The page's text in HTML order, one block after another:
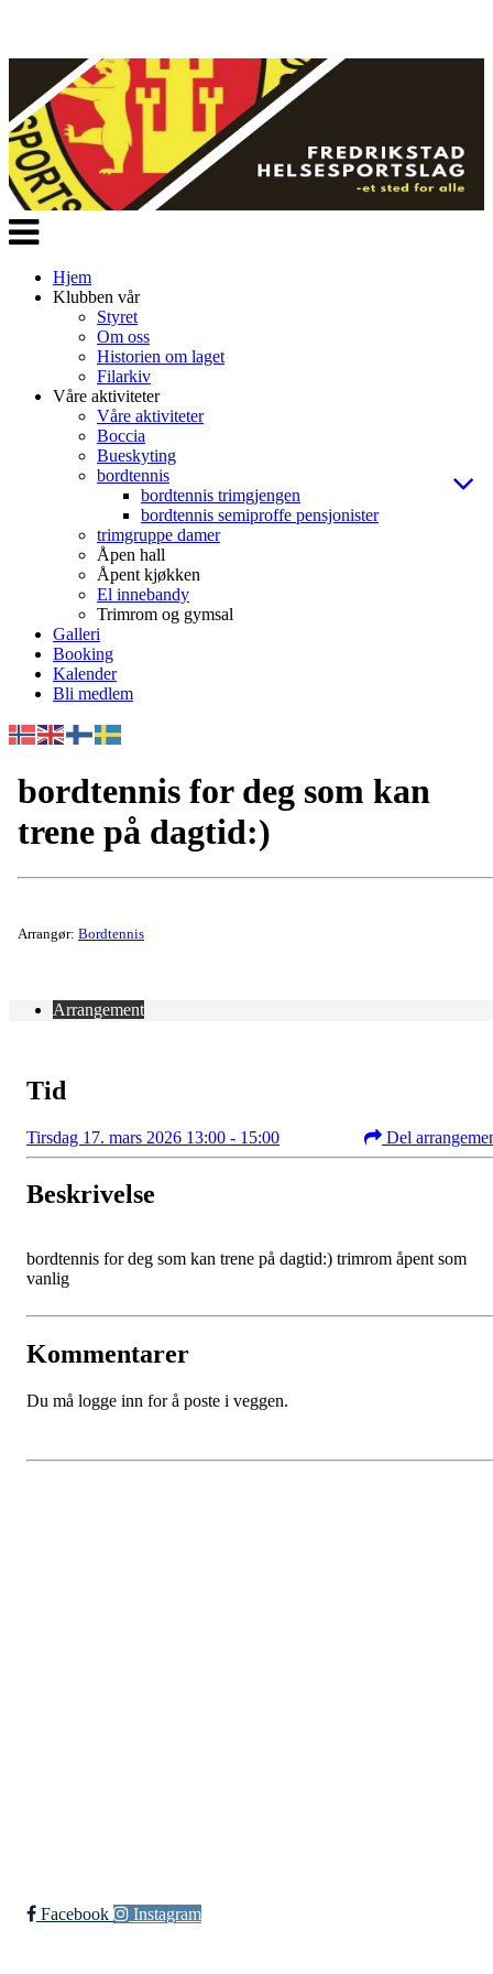
Veksle
navigasjon
Hjem
Klubben vår
Styret
Om oss
Historien om laget
Filarkiv
Våre aktiviteter
Våre aktiviteter
Boccia
Bueskyting
bordtennis
bordtennis trimgjengen
bordtennis semiproffe pensjonister
trimgruppe damer
Åpen hall
Åpent kjøkken
El innebandy
Trimrom og gymsal
Galleri
Booking
Kalender
Bli medlem
bordtennis for deg som kan
trene på dagtid:)
Arrangør: Bordtennis
Arrangement
Tid
Tirsdag 17. mars 2026 13:00 - 15:00 Del
Beskrivelse
bordtennis for deg som kan trene på dagtid:) trimrom åpent som
vanlig
Kommentarer
Du må logge inn for å poste i veggen.
Facebook Instagram